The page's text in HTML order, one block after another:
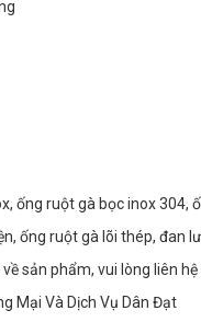
ống ruột gà bọc inox 304,
ống ruột gà lõi thép, đan
sản phẩm, vui lòng liên
Mại Và Dịch Vụ Dân Đạt